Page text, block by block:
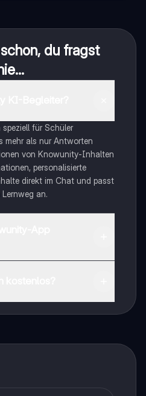
du fragst
für Schüler
mehr als nur Antworten
von Knowunity-Inhalten
personalisierte
direkt im Chat und passt
an.